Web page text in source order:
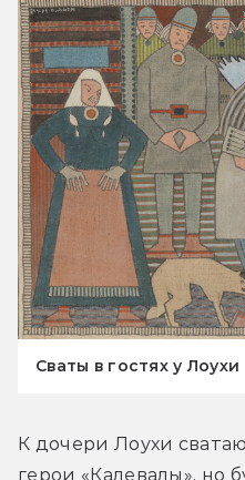
Сваты в гостях у Лоухи
К дочери Лоухи
герои «Калевалы», но